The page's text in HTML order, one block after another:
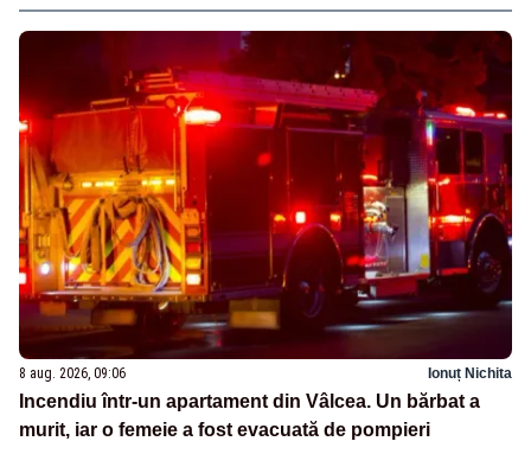
8 aug. 2026, 09:06 Ionuț Nichita
Incendiu într-un apartament din Vâlcea. Un bărbat a
murit, iar o femeie a fost evacuată de pompieri